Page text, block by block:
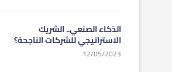
الذكاء الصنعي.. الشريك
الاستراتيجي للشركات الناجحة؟
12/05/2023